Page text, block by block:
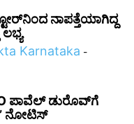
ನಾಪತ್ತೆಯಾಗಿದ್ದ
Karnataka -
ಪಾವೆಲ್ ಡುರೊವ್‌ಗೆ
ನೋಟಿಸ್